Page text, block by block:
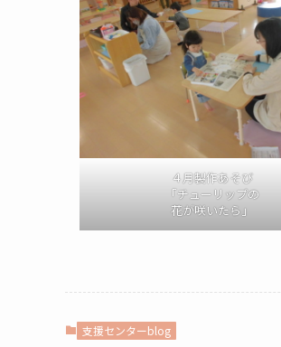
４月製作あそび
「チューリップの
花が咲いたら」
支援センターblog